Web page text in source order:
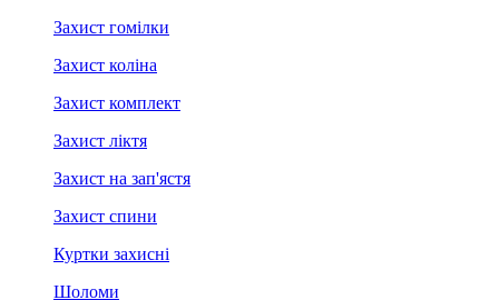
Захист гомілки
Захист коліна
Захист комплект
Захист ліктя
Захист на зап'ястя
Захист спини
Куртки захисні
Шоломи